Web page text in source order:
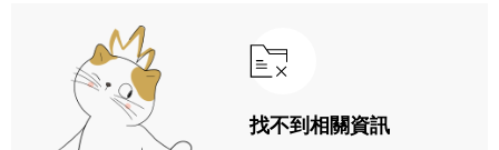
找不到相關資訊